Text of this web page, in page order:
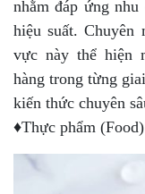
nhằm đáp ứng
hiệu suất. Chuyên
vực này thể hiện
hàng trong từng
kiến thức chuyên
♦Thực phẩm (Food)